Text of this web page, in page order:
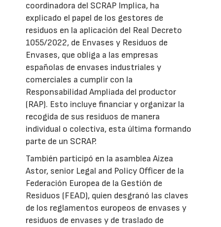
coordinadora del SCRAP Implica, ha
explicado el papel de los gestores de
residuos en la aplicación del Real Decreto
1055/2022, de Envases y Residuos de
Envases, que obliga a las empresas
españolas de envases industriales y
comerciales a cumplir con la
Responsabilidad Ampliada del productor
(RAP). Esto incluye financiar y organizar la
recogida de sus residuos de manera
individual o colectiva, esta última formando
parte de un SCRAP.
También participó en la asamblea Aizea
Astor, senior Legal and Policy Officer de la
Federación Europea de la Gestión de
Residuos (FEAD), quien desgranó las claves
de los reglamentos europeos de envases y
residuos de envases y de traslado de